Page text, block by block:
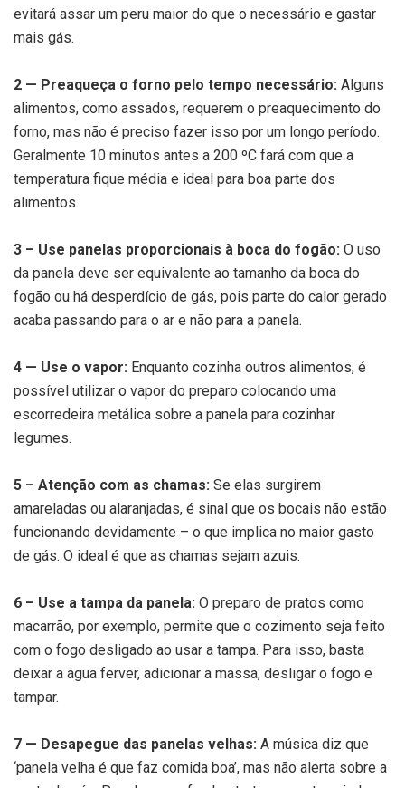
evitará assar um peru maior do que o necessário e gastar
mais gás.
2 — Preaqueça o forno pelo tempo necessário: Alguns
alimentos, como assados, requerem o preaquecimento do
forno, mas não é preciso fazer isso por um longo período.
Geralmente 10 minutos antes a 200 ºC fará com que a
temperatura fique média e ideal para boa parte dos
alimentos.
3 – Use panelas proporcionais à boca do fogão: O uso
da panela deve ser equivalente ao tamanho da boca do
fogão ou há desperdício de gás, pois parte do calor gerado
acaba passando para o ar e não para a panela.
4 — Use o vapor: Enquanto cozinha outros alimentos, é
possível utilizar o vapor do preparo colocando uma
escorredeira metálica sobre a panela para cozinhar
legumes.
5 – Atenção com as chamas: Se elas surgirem
amareladas ou alaranjadas, é sinal que os bocais não estão
funcionando devidamente – o que implica no maior gasto
de gás. O ideal é que as chamas sejam azuis.
6 – Use a tampa da panela: O preparo de pratos como
macarrão, por exemplo, permite que o cozimento seja feito
com o fogo desligado ao usar a tampa. Para isso, basta
deixar a água ferver, adicionar a massa, desligar o fogo e
tampar.
7 — Desapegue das panelas velhas: A música diz que
‘panela velha é que faz comida boa’, mas não alerta sobre a